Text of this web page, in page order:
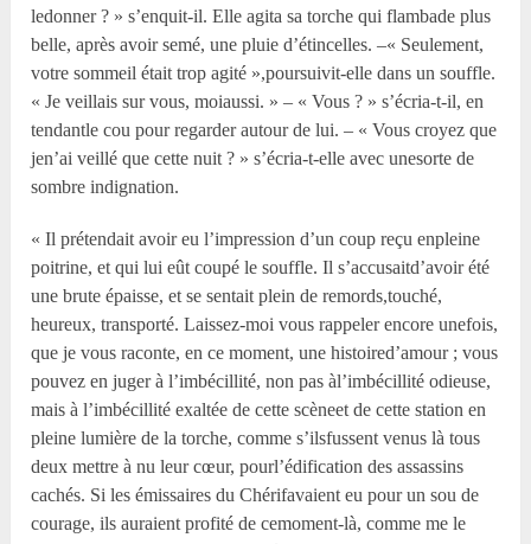
ledonner ? » s’enquit-il. Elle agita sa torche qui flambade plus
belle, après avoir semé, une pluie d’étincelles. –« Seulement,
votre sommeil était trop agité »,poursuivit-elle dans un souffle.
« Je veillais sur vous, moiaussi. » – « Vous ? » s’écria-t-il, en
tendantle cou pour regarder autour de lui. – « Vous croyez que
jen’ai veillé que cette nuit ? » s’écria-t-elle avec unesorte de
sombre indignation.
« Il prétendait avoir eu l’impression d’un coup reçu enpleine
poitrine, et qui lui eût coupé le souffle. Il s’accusaitd’avoir été
une brute épaisse, et se sentait plein de remords,touché,
heureux, transporté. Laissez-moi vous rappeler encore unefois,
que je vous raconte, en ce moment, une histoired’amour ; vous
pouvez en juger à l’imbécillité, non pas àl’imbécillité odieuse,
mais à l’imbécillité exaltée de cette scèneet de cette station en
pleine lumière de la torche, comme s’ilsfussent venus là tous
deux mettre à nu leur cœur, pourl’édification des assassins
cachés. Si les émissaires du Chérifavaient eu pour un sou de
courage, ils auraient profité de cemoment-là, comme me le